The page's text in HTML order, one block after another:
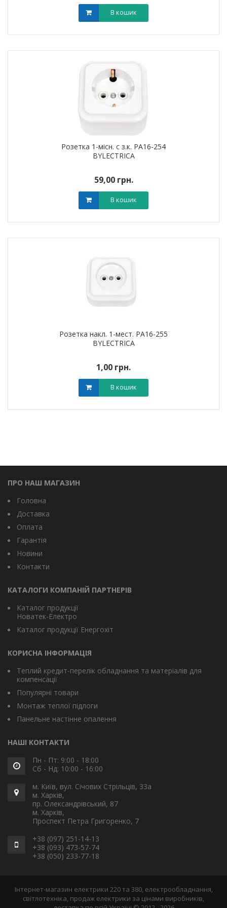
В кошик
Розетка 1-місн. с з.к. РА16-254
BYLECTRICA
59,00 грн.
В кошик
Розетка накл. 1-мест. РА16-255
BYLECTRICA
1,00 грн.
В кошик
ПРО НАШ МАГАЗИН
Головна
Доставка
Оплата
Гарантія
Новини
Контакти
КАТАЛОГИ КОМПАНІЙ ПАРТНЕРІВ
Каталог продукції
Новатек-Електро
Каталог продукції Енергохіт
КОРИСНА ІНФОРМАЦІЯ
Теплий кредит-перелік обладнання та матеріалів для
компенсації
Популярні товари
Монтаж теплої підлоги
Панельне настінне опалення
НАШІ КОНТАКТИ
Пн - Пт: 9:00 - 18:00
Сб - Нд: 10:00 - 16:00
м. Київ, вул. Січових Стрільців, 33а
м. Харків,
пр. Олександрівський, 87
м. Харків,
Проспект Петра Григоренко, 7
+38 (097) 251-14-13
+38 (093) 473-57-74
+38 (050) 233-77-18
Інтернет-магазин електрики 220 та 380, електрообладнання,
світлотехніка, продаж електрики за цінами виробників,